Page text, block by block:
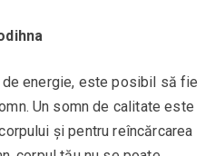
energie, este posibil să fie
Un somn de calitate este
și pentru reîncărcarea